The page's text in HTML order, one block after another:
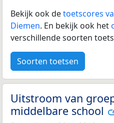
Bekijk ook detoetscores
Diemen. En bekijk ook het
verschillende soorten
Soorten toetsen
Uitstroom van
middelbare school